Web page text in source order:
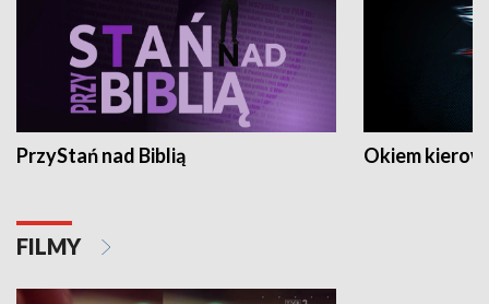
PrzyStań nad Biblią Okiem
FILMY